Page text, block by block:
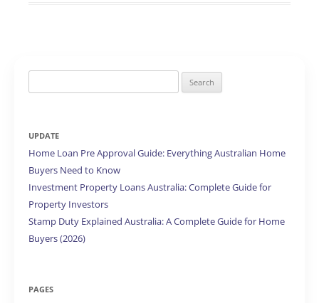
for:
UPDATE
Home Loan Pre Approval Guide: Everything Australian Home
Buyers Need to Know
Investment Property Loans Australia: Complete Guide for
Property Investors
Stamp Duty Explained Australia: A Complete Guide for Home
Buyers (2026)
PAGES